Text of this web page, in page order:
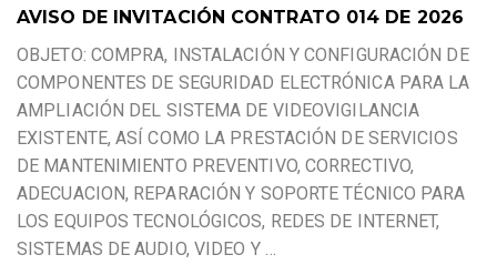
AVISO DE INVITACIÓN CONTRATO 014 DE 2026
OBJETO: COMPRA, INSTALACIÓN Y CONFIGURACIÓN DE
COMPONENTES DE SEGURIDAD ELECTRÓNICA PARA LA
AMPLIACIÓN DEL SISTEMA DE VIDEOVIGILANCIA
EXISTENTE, ASÍ COMO LA PRESTACIÓN DE SERVICIOS
DE MANTENIMIENTO PREVENTIVO, CORRECTIVO,
ADECUACION, REPARACIÓN Y SOPORTE TÉCNICO PARA
LOS EQUIPOS TECNOLÓGICOS, REDES DE INTERNET,
SISTEMAS DE AUDIO, VIDEO Y …